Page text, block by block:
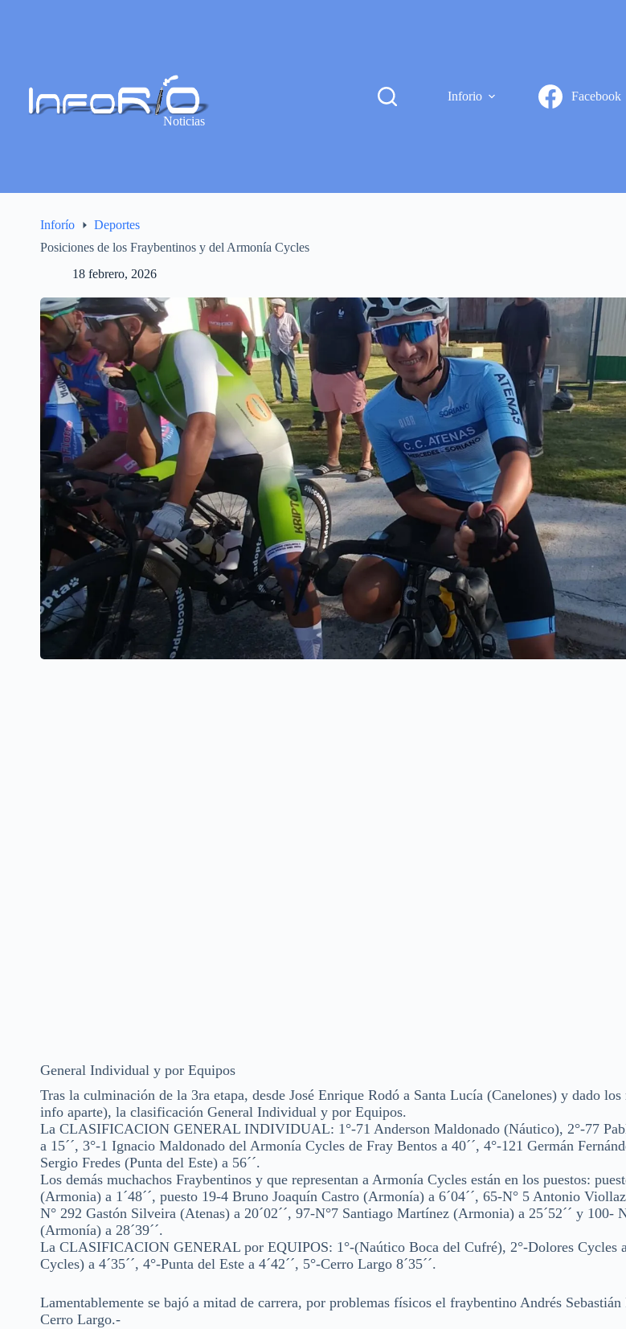
Noticias
Inforio Facebook
Inforío
Deportes
Posiciones de los Fraybentinos y del Armonía Cycles
18 febrero, 2026
General Individual y por Equipos
Tras la culminación de la 3ra etapa, desde José Enrique Rodó a Santa Lucía (Canelones) y dado
info aparte), la clasificación General Individual y por Equipos.
La CLASIFICACION GENERAL INDIVIDUAL: 1°-71 Anderson Maldonado (Náutico), 2°-77
a 15´´, 3°-1 Ignacio Maldonado del Armonía Cycles de Fray Bentos a 40´´, 4°-121 Germán
Sergio Fredes (Punta del Este) a 56´´.
Los demás muchachos Fraybentinos y que representan a Armonía Cycles están en los puestos:
(Armonia) a 1´48´´, puesto 19-4 Bruno Joaquín Castro (Armonía) a 6´04´´, 65-N° 5 Antonio
N° 292 Gastón Silveira (Atenas) a 20´02´´, 97-N°7 Santiago Martínez (Armonia) a 25´52´´ y 100-
(Armonía) a 28´39´´.
La CLASIFICACION GENERAL por EQUIPOS: 1°-(Naútico Boca del Cufré), 2°-Dolores Cycles a
Cycles) a 4´35´´, 4°-Punta del Este a 4´42´´, 5°-Cerro Largo 8´35´´.
Lamentablemente se bajó a mitad de carrera, por problemas físicos el fraybentino Andrés
Cerro Largo.-